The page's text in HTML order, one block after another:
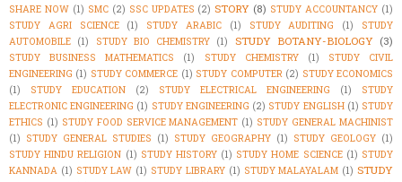
SHARE NOW (1) SMC (2) SSC UPDATES (2) STORY (8) STUDY ACCOUNTANCY (1)
STUDY AGRI SCIENCE
(1) STUDY ARABIC (1) STUDY AUDITING (1)
STUDY
AUTOMOBILE (1) STUDY BIO CHEMISTRY (1) STUDY BOTANY-BIOLOGY (3)
STUDY BUSINESS MATHEMATICS (1) STUDY CHEMISTRY (1)
STUDY CIVIL
ENGINEERING (1) STUDY COMMERCE (1) STUDY COMPUTER (2) STUDY ECONOMICS
(1)
STUDY EDUCATION (2) STUDY ELECTRICAL ENGINEERING (1)
STUDY
ELECTRONIC ENGINEERING (1) STUDY ENGINEERING (2) STUDY ENGLISH (1) STUDY
ETHICS (1) STUDY FOOD SERVICE MANAGEMENT (1) STUDY GENERAL MACHINIST
(1) STUDY GENERAL STUDIES (1) STUDY GEOGRAPHY (1) STUDY GEOLOGY (1)
STUDY HINDU RELIGION (1) STUDY HISTORY (1) STUDY HOME SCIENCE (1) STUDY
KANNADA (1) STUDY LAW (1) STUDY LIBRARY (1) STUDY MALAYALAM (1) STUDY